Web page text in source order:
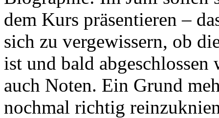
dem Kurs präsentieren –
sich zu vergewissern, ob
ist und bald
auch Noten. Ein Grund
nochmal richtig